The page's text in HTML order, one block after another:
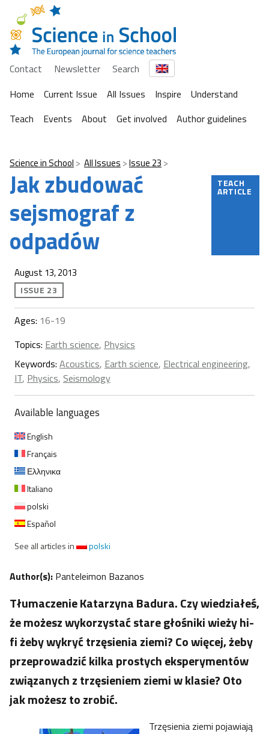
Contact Newsletter
Search
Home
Current Issue All Issues Inspire
Understand
Teach
Events About Get involved Author guidelines
Science in School All Issues Issue 23
Jak zbudować
sejsmograf z
odpadów
TEACH
ARTICLE
August 13, 2013
ISSUE 23
Ages: 16-19
Topics: Earth science, Physics
Keywords: Acoustics, Earth science, Electrical engineering,
IT, Physics, Seismology
Available languages
English
Français
Ελληνικα
Italiano
polski
Español
See all articles in
polski
Author(s): Panteleimon Bazanos
Tłumaczenie Katarzyna Badura. Czy wiedziałeś,
że możesz wykorzystać stare głośniki wieży hi-
fi żeby wykryć trzęsienia ziemi? Co więcej, żeby
przeprowadzić kilka prostych eksperymentów
związanych z trzęsieniem ziemi w klasie? Oto
jak możesz to zrobić.
Trzęsienia ziemi pojawiają